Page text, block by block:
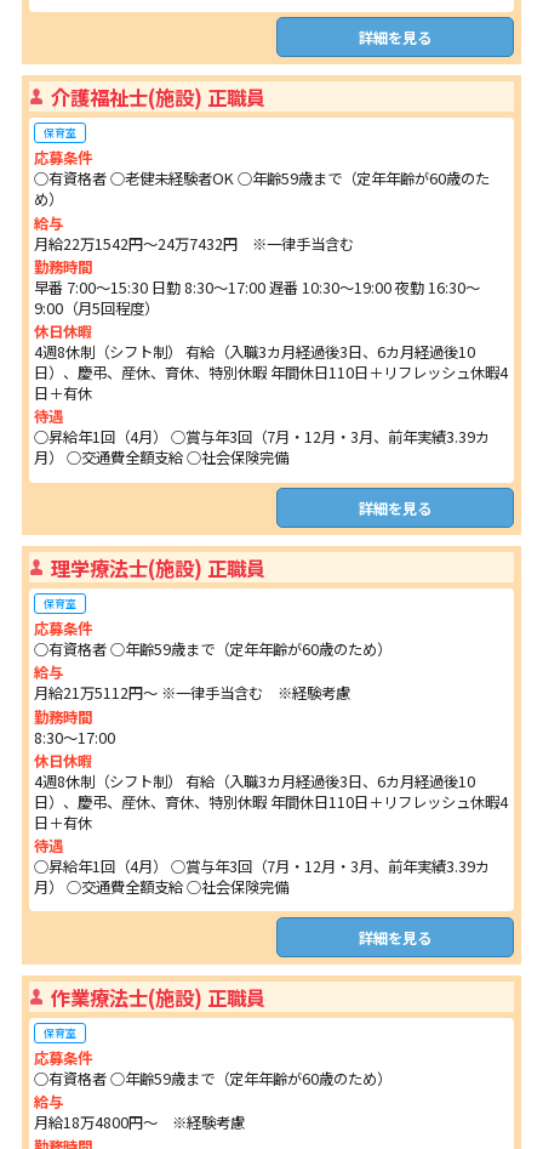
詳細を見る
介護福祉士(施設) 正職員
保育室
応募条件
○有資格者 ○老健未経験者OK ○年齢59歳まで（定年年齢が60歳のた
め）
給与
月給22万1542円～24万7432円 ※一律手当含む
勤務時間
早番 7:00～15:30 日勤 8:30～17:00 遅番 10:30～19:00 夜勤 16:30～
9:00（月5回程度）
休日休暇
4週8休制（シフト制） 有給（入職3カ月経過後3日、6カ月経過後10
日）、慶弔、産休、育休、特別休暇 年間休日110日＋リフレッシュ休暇4
日＋有休
待遇
○昇給年1回（4月） ○賞与年3回（7月・12月・3月、前年実績3.39カ
月） ○交通費全額支給 ○社会保険完備
詳細を見る
理学療法士(施設) 正職員
保育室
応募条件
○有資格者 ○年齢59歳まで（定年年齢が60歳のため）
給与
月給21万5112円～ ※一律手当含む ※経験考慮
勤務時間
8:30～17:00
休日休暇
4週8休制（シフト制） 有給（入職3カ月経過後3日、6カ月経過後10
日）、慶弔、産休、育休、特別休暇 年間休日110日＋リフレッシュ休暇4
日＋有休
待遇
○昇給年1回（4月） ○賞与年3回（7月・12月・3月、前年実績3.39カ
月） ○交通費全額支給 ○社会保険完備
詳細を見る
作業療法士(施設) 正職員
保育室
応募条件
○有資格者 ○年齢59歳まで（定年年齢が60歳のため）
給与
月給18万4800円～ ※経験考慮